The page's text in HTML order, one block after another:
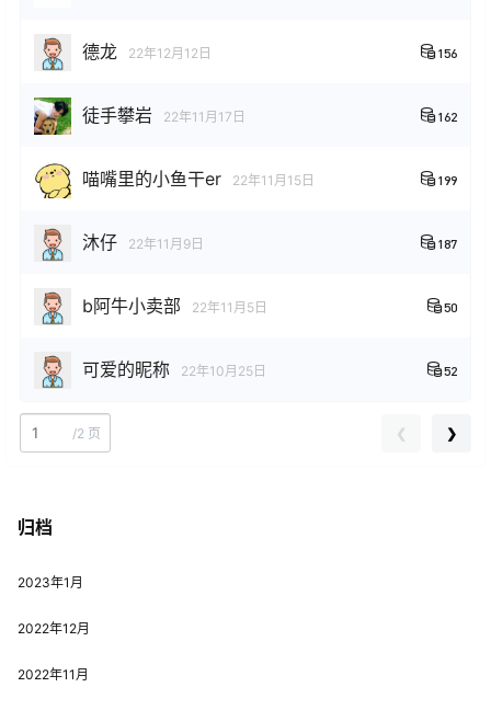
德龙 22年12月12日 156
徒手攀岩 22年11月17日 162
喵嘴里的小鱼干er 22年11月15日 199
沐仔 22年11月9日 187
b阿牛小卖部 22年11月5日 50
可爱的昵称 22年10月25日 52
/2 页 ❮ ❯
归档
2023年1月
2022年12月
2022年11月